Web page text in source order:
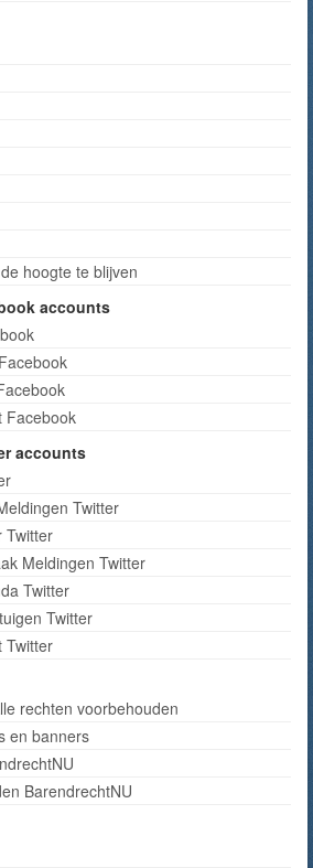
hoogte te blijven
accounts
Facebook
accounts
Twitter
Twitter
Meldingen Twitter
Twitter
Twitter
Twitter
rechten voorbehouden
en banners
BarendrechtNU